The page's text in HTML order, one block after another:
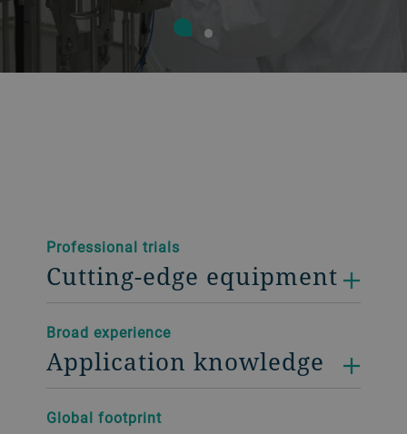
Professional trials
Cutting-edge equipment
Broad experience
Application knowledge
Global footprint